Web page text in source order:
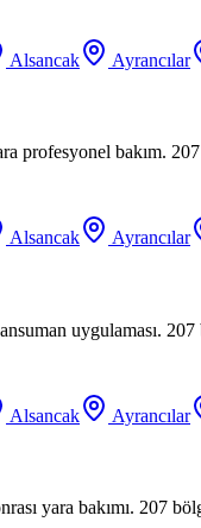
Alsancak Ayrancılar
profesyonel bakım.
Alsancak Ayrancılar
uygulaması.
Alsancak Ayrancılar
yara bakımı. 207